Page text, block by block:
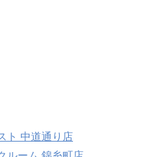
ト 中道通り店